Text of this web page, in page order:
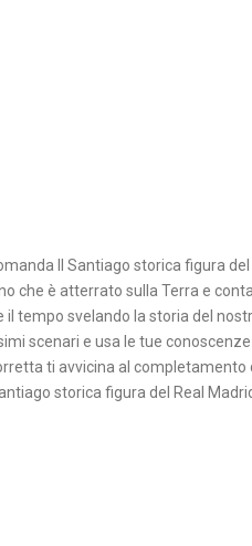
Il Santiago storica figura
che è atterrato sulla Terra e
tempo svelando la storia del
scenari e usa le tue
ti avvicina al
storica figura del Real